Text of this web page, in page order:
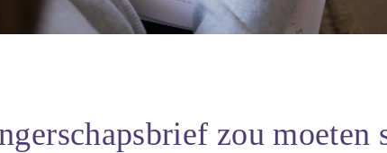
zou moeten